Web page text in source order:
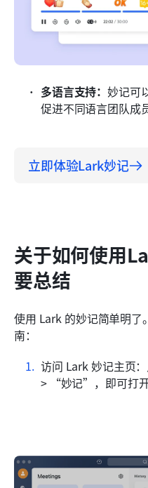
多语言支持：妙记可
促进不同语言团队成
立即体验Lark妙记
关于如何使用
要总结
使用 Lark 的妙记简单明
南：
访问 Lark 妙记主页
> “妙记”，即可打开